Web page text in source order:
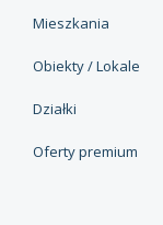
Mieszkania
Obiekty / Lokale
Działki
Oferty premium